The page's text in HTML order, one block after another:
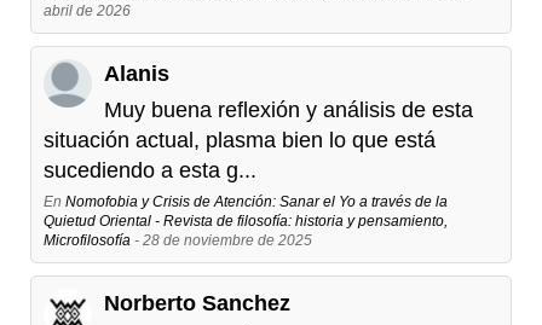
abril de 2026
Alanis
Muy buena reflexión y análisis de esta
situación actual, plasma bien lo que está
sucediendo a esta g...
En Nomofobia y Crisis de Atención: Sanar el Yo a través de la
Quietud Oriental - Revista de filosofía: historia y pensamiento,
Microfilosofía - 28 de noviembre de 2025
Norberto Sanchez